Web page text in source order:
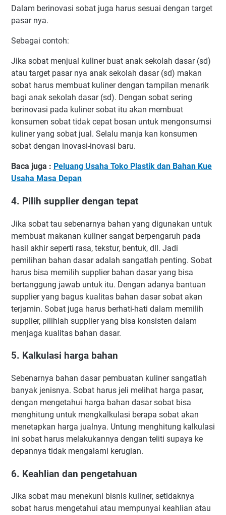
Dalam berinovasi sobat juga harus sesuai dengan target
pasar nya.
Sebagai contoh:
Jika sobat menjual kuliner buat anak sekolah dasar (sd)
atau target pasar nya anak sekolah dasar (sd) makan
sobat harus membuat kuliner dengan tampilan menarik
bagi anak sekolah dasar (sd). Dengan sobat sering
berinovasi pada kuliner sobat itu akan membuat
konsumen sobat tidak cepat bosan untuk mengonsumsi
kuliner yang sobat jual. Selalu manja kan konsumen
sobat dengan inovasi-inovasi baru.
Baca juga : Peluang Usaha Toko Plastik dan Bahan Kue
Usaha Masa Depan
4. Pilih supplier dengan tepat
Jika sobat tau sebenarnya bahan yang digunakan untuk
membuat makanan kuliner sangat berpengaruh pada
hasil akhir seperti rasa, tekstur, bentuk, dll. Jadi
pemilihan bahan dasar adalah sangatlah penting. Sobat
harus bisa memilih supplier bahan dasar yang bisa
bertanggung jawab untuk itu. Dengan adanya bantuan
supplier yang bagus kualitas bahan dasar sobat akan
terjamin. Sobat juga harus berhati-hati dalam memilih
supplier, pilihlah supplier yang bisa konsisten dalam
menjaga kualitas bahan dasar.
5. Kalkulasi harga bahan
Sebenarnya bahan dasar pembuatan kuliner sangatlah
banyak jenisnya. Sobat harus jeli melihat harga pasar,
dengan mengetahui harga bahan dasar sobat bisa
menghitung untuk mengkalkulasi berapa sobat akan
menetapkan harga jualnya. Untung menghitung kalkulasi
ini sobat harus melakukannya dengan teliti supaya ke
depannya tidak mengalami kerugian.
6. Keahlian dan pengetahuan
Jika sobat mau menekuni bisnis kuliner, setidaknya
sobat harus mengetahui atau mempunyai keahlian atau